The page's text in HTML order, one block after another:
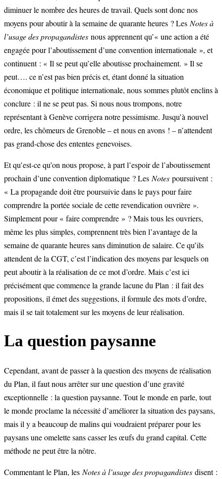
diminuer le nombre des heures de travail. Quels sont donc nos
moyens pour aboutir à la semaine de quarante heures ? Les Notes à
l’usage des propagandistes nous apprennent qu’« une action a été
engagée pour l’aboutissement d’une convention internationale », et
continuent : « Il se peut qu’elle aboutisse prochainement. » Il se
peut…. ce n’est pas bien précis et, étant donné la situation
économique et politique internationale, nous sommes plutôt enclins à
conclure : il ne se peut pas. Si nous nous trompons, notre
représentant à Genève corrigera notre pessimisme. Jusqu’à nouvel
ordre, les chômeurs de Grenoble – et nous en avons ! – n’attendent
pas grand-chose des ententes genevoises.
Et qu’est-ce qu’on nous propose, à part l’espoir de l’aboutissement
prochain d’une convention diplomatique ? Les Notes poursuivent :
« La propagande doit être poursuivie dans le pays pour faire
comprendre la portée sociale de cette revendication ouvrière ».
Simplement pour « faire comprendre » ? Mais tous les ouvriers,
même les plus simples, comprennent très bien l’avantage de la
semaine de quarante heures sans diminution de salaire. Ce qu’ils
attendent de la CGT, c’est l’indication des moyens par lesquels on
peut aboutir à la réalisation de ce mot d’ordre. Mais c’est ici
précisément que commence la grande lacune du Plan : il fait des
propositions, il émet des suggestions, il formule des mots d’ordre,
mais il se tait totalement sur les moyens de leur réalisation.
La question paysanne
Cependant, avant de passer à la question des moyens de réalisation
du Plan, il faut nous arrêter sur une question d’une gravité
exceptionnelle : la question paysanne. Tout le monde en parle, tout
le monde proclame la nécessité d’améliorer la situation des paysans,
mais il y a beaucoup de malins qui voudraient préparer pour les
paysans une omelette sans casser les œufs du grand capital. Cette
méthode ne peut être la nôtre.
Commentant le Plan, les Notes à l’usage des propagandistes disent :